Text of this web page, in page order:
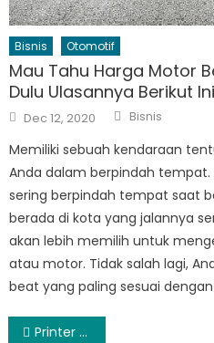
Bisnis Otomotif
Mau Tahu Harga Motor
Dulu Ulasannya Berikut Ini
Posted
on
Dec 12, 2020 Author
Bisnis
Memiliki sebuah kendaraan
Anda dalam berpindah
sering berpindah tempat saat
berada di kota yang jalannya
akan lebih memilih untuk
atau motor. Tidak salah lagi,
beat yang paling sesuai dengan
Post
Printer Murah Dengan Kualitas Tinggi